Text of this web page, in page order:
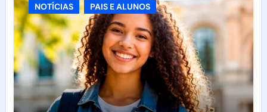
NOTÍCIAS PAIS E ALUNOS